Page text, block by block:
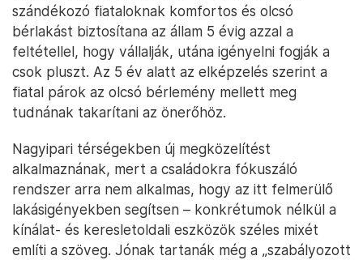
szándékozó fiataloknak komfortos és olcsó
bérlakást biztosítana az állam 5 évig azzal a
feltétellel, hogy vállalják, utána igényelni fogják a
csok pluszt. Az 5 év alatt az elképzelés szerint a
fiatal párok az olcsó bérlemény mellett meg
tudnának takarítani az önerőhöz.
Nagyipari térségekben új megközelítést
alkalmaznának, mert a családokra fókuszáló
rendszer arra nem alkalmas, hogy az itt felmerülő
lakásigényekben segítsen – konkrétumok nélkül a
kínálat- és keresletoldali eszközök széles mixét
említi a szöveg. Jónak tartanák még a „szabályozott